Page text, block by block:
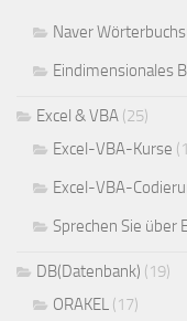
Naver
Eindimensionales
Excel & VBA (25)
Excel-VBA-Kurse
Excel-VBA-
Sprechen Sie über
DB(Datenbank) (19)
ORAKEL (17)